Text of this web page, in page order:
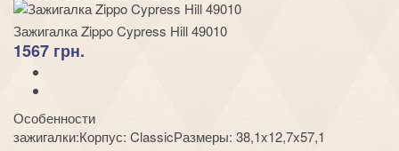
Зажигалка Zippo Cypress Hill 49010
1567 грн.
Особенности
зажигалки:Корпус: ClassicРазмеры: 38,1x12,7x57,1